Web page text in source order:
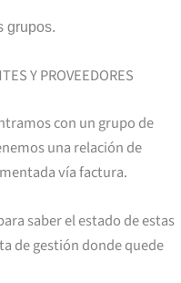
grupos.
Y PROVEEDORES
con un grupo de
una relación de
vía factura.
saber el estado de estas
de gestión donde quede